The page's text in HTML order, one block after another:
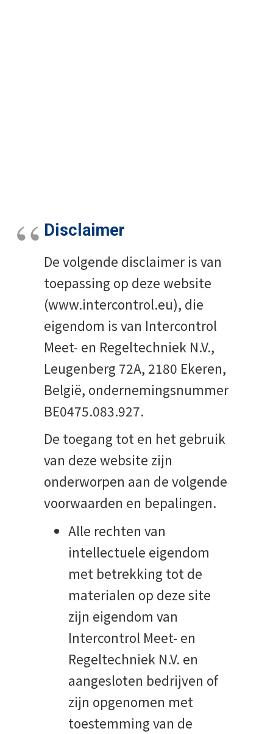
Disclaimer
De volgende disclaimer is van
toepassing op deze website
(www.intercontrol.eu), die
eigendom is van Intercontrol
Meet- en Regeltechniek N.V.,
Leugenberg 72A, 2180 Ekeren,
België, ondernemingsnummer
BE0475.083.927.
De toegang tot en het gebruik
van deze website zijn
onderworpen aan de volgende
voorwaarden en bepalingen.
Alle rechten van
intellectuele eigendom
met betrekking tot de
materialen op deze site
zijn eigendom van
Intercontrol Meet- en
Regeltechniek N.V. en
aangesloten bedrijven of
zijn opgenomen met
toestemming van de